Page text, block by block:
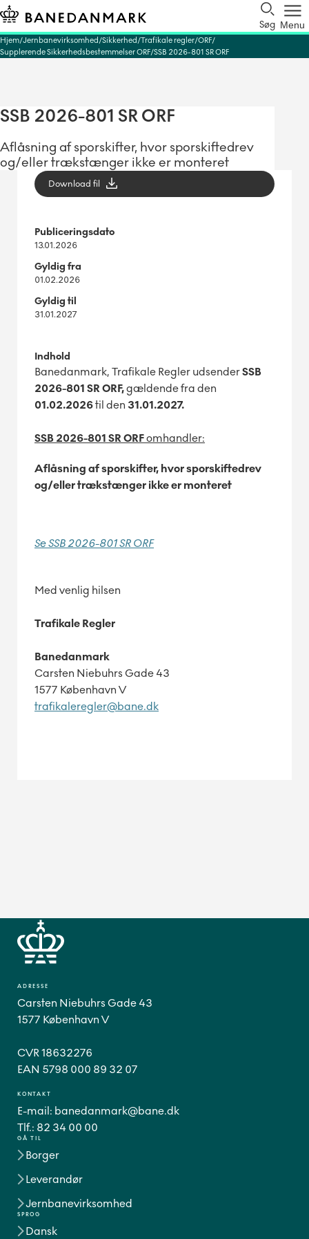
Søg Menu
Hjem Jernbanevirksomhed Sikkerhed Trafikale regler ORF
Supplerende Sikkerhedsbestemmelser ORF SSB 2026-801 SR ORF
SSB 2026-801 SR ORF
Aflåsning af sporskifter, hvor sporskiftedrev
og/eller trækstænger ikke er monteret
Download fil
Publiceringsdato
13.01.2026
Gyldig fra
01.02.2026
Gyldig til
31.01.2027
Indhold
Banedanmark, Trafikale Regler udsenderSSB
2026-801 SR ORF,gældende fra den
01.02.2026til den 31.01.2027.
SSB 2026-801 SR ORFomhandler:
Aflåsning af sporskifter, hvor sporskiftedrev
og/eller trækstænger ikke er monteret
Se SSB 2026-801 SR ORF
Med venlig hilsen
Trafikale Regler
Banedanmark
Carsten Niebuhrs Gade 43
1577 København V
trafikaleregler@bane.dk
GÅ TIL
Borger
Leverandør
Jernbanevirksomhed
SPROG
Dansk
ADRESSE
Carsten Niebuhrs Gade 43
1577 København V
CVR 18632276
EAN 5798 000 89 32 07
KONTAKT
E-mail: banedanmark@bane.dk
Tlf.: 82 34 00 00